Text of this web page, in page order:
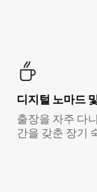
디지털 노마드
출장을 자주 다
간을 갖춘 장기